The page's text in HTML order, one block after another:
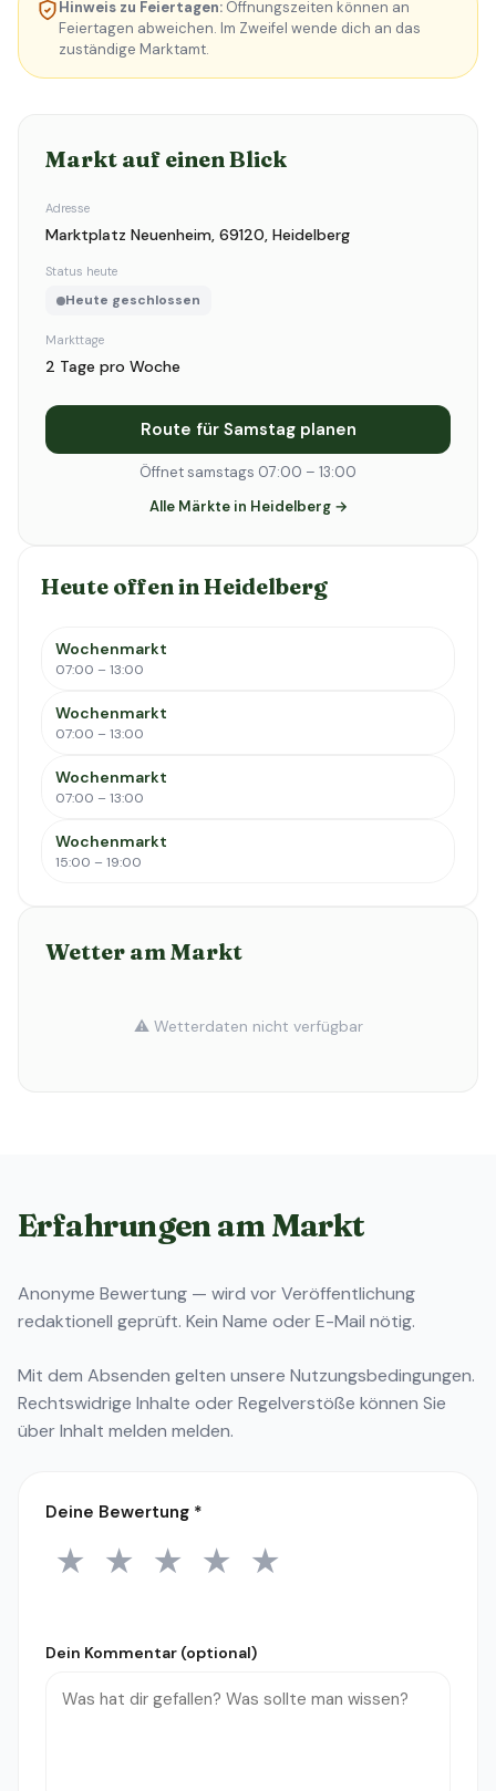
Hinweis zu Feiertagen: Öffnungszeiten können an
Feiertagen abweichen. Im Zweifel wende dich an das
zuständige Marktamt.
Markt auf einen Blick
Adresse
Marktplatz Neuenheim, 69120, Heidelberg
Status heute
Heute geschlossen
Markttage
2 Tage pro Woche
Route für Samstag planen
Öffnet samstags 07:00 – 13:00
Alle Märkte in Heidelberg →
Heute offen in Heidelberg
Wochenmarkt
07:00 – 13:00
Wochenmarkt
07:00 – 13:00
Wochenmarkt
07:00 – 13:00
Wochenmarkt
15:00 – 19:00
Wetter am Markt
⚠️ Wetterdaten nicht verfügbar
Erfahrungen am Markt
Anonyme Bewertung — wird vor Veröffentlichung
redaktionell geprüft. Kein Name oder E-Mail nötig.
Mit dem Absenden gelten unsere Nutzungsbedingungen.
Rechtswidrige Inhalte oder Regelverstöße können Sie
überInhalt melden melden.
Deine Bewertung *
1 Stern
★ 2 Sterne
★ 3 Sterne
★ 4 Sterne
★ 5 Sterne
★
Dein Kommentar (optional)